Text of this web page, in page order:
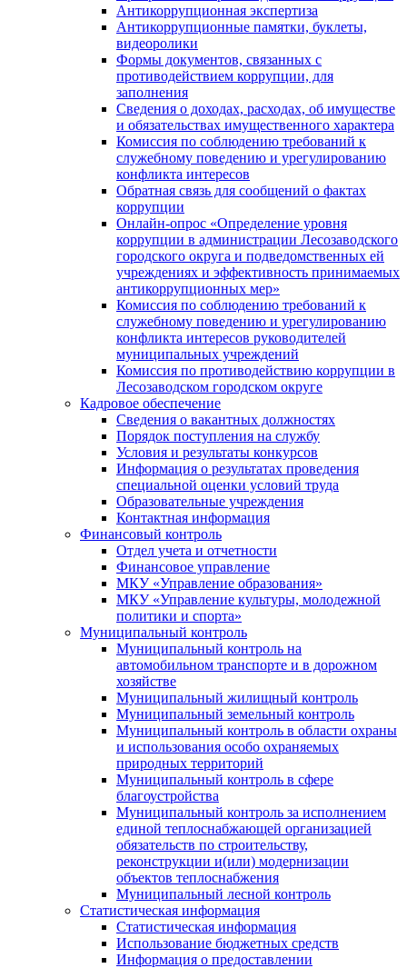
Антикоррупционная экспертиза
Антикоррупционные памятки, буклеты,
видеоролики
Формы документов, связанных с
противодействием коррупции, для
заполнения
Сведения о доходах, расходах, об имуществе
и обязательствах имущественного характера
Комиссия по соблюдению требований к
служебному поведению и урегулированию
конфликта интересов
Обратная связь для сообщений о фактах
коррупции
Онлайн-опрос «Определение уровня
коррупции в администрации Лесозаводского
городского округа и подведомственных ей
учреждениях и эффективность принимаемых
антикоррупционных мер»
Комиссия по соблюдению требований к
служебному поведению и урегулированию
конфликта интересов руководителей
муниципальных учреждений
Комиссия по противодействию коррупции в
Лесозаводском городском округе
Кадровое обеспечение
Сведения о вакантных должностях
Порядок поступления на службу
Условия и результаты конкурсов
Информация о результатах проведения
специальной оценки условий труда
Образовательные учреждения
Контактная информация
Финансовый контроль
Отдел учета и отчетности
Финансовое управление
МКУ «Управление образования»
МКУ «Управление культуры, молодежной
политики и спорта»
Муниципальный контроль
Муниципальный контроль на
автомобильном транспорте и в дорожном
хозяйстве
Муниципальный жилищный контроль
Муниципальный земельный контроль
Муниципальный контроль в области охраны
и использования особо охраняемых
природных территорий
Муниципальный контроль в сфере
благоустройства
Муниципальный контроль за исполнением
единой теплоснабжающей организацией
обязательств по строительству,
реконструкции и(или) модернизации
объектов теплоснабжения
Муниципальный лесной контроль
Статистическая информация
Статистическая информация
Использование бюджетных средств
Информация о предоставлении